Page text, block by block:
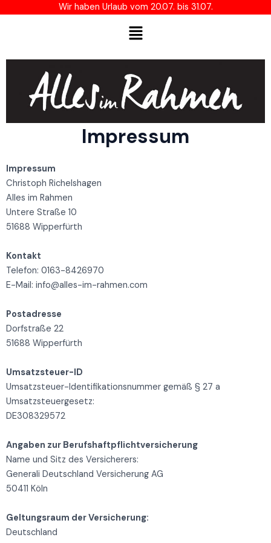
Wir haben Urlaub vom 20.07. bis 31.07.
Menü
Impressum
Impressum
Christoph Richelshagen
Alles im Rahmen
Untere Straße 10
51688 Wipperfürth
Kontakt
Telefon: 0163-8426970
E-Mail: info@alles-im-rahmen.com
Postadresse
Dorfstraße 22
51688 Wipperfürth
Umsatzsteuer-ID
Umsatzsteuer-Identifikationsnummer gemäß § 27 a
Umsatzsteuergesetz:
DE308329572
Angaben zur Berufshaftpflichtversicherung
Name und Sitz des Versicherers:
Generali Deutschland Versicherung AG
50411 Köln
Geltungsraum der Versicherung:
Deutschland